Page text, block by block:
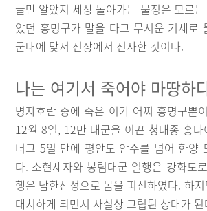
글만 알았지 세상 돌아가는 물정은 모르
았던 홍명구가 말을 타고 무서운 기세로
군대에 맞서 전장에서 전사한 것이다.
나는 여기서 죽어야 마땅하
병자호란 중에 죽은 이가 어찌 홍명구뿐
12월 8일, 12만 대군을 이끈 청태종 홍타
너고 5일 만에 평안도 안주를 넘어 한양
다. 소현세자와 봉림대군 일행은 강화도
행은 남한산성으로 몸을 피신하였다. 하
대치하게 되면서 사실상 고립된 상태가 된